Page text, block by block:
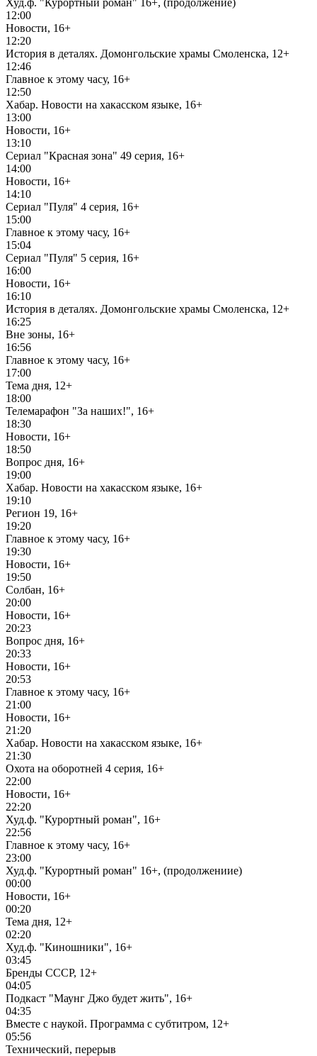
Худ.ф. "Курортный роман" 16+, (продолжение)
12:00
Новости, 16+
12:20
История в деталях. Домонгольские храмы Смоленска, 12+
12:46
Главное к этому часу, 16+
12:50
Хабар. Новости на хакасском языке, 16+
13:00
Новости, 16+
13:10
Сериал "Красная зона" 49 серия, 16+
14:00
Новости, 16+
14:10
Сериал "Пуля" 4 серия, 16+
15:00
Главное к этому часу, 16+
15:04
Сериал "Пуля" 5 серия, 16+
16:00
Новости, 16+
16:10
История в деталях. Домонгольские храмы Смоленска, 12+
16:25
Вне зоны, 16+
16:56
Главное к этому часу, 16+
17:00
Тема дня, 12+
18:00
Телемарафон "За наших!", 16+
18:30
Новости, 16+
18:50
Вопрос дня, 16+
19:00
Хабар. Новости на хакасском языке, 16+
19:10
Регион 19, 16+
19:20
Главное к этому часу, 16+
19:30
Новости, 16+
19:50
Солбан, 16+
20:00
Новости, 16+
20:23
Вопрос дня, 16+
20:33
Новости, 16+
20:53
Главное к этому часу, 16+
21:00
Новости, 16+
21:20
Хабар. Новости на хакасском языке, 16+
21:30
Охота на оборотней 4 серия, 16+
22:00
Новости, 16+
22:20
Худ.ф. "Курортный роман", 16+
22:56
Главное к этому часу, 16+
23:00
Худ.ф. "Курортный роман" 16+, (продолжениие)
00:00
Новости, 16+
00:20
Тема дня, 12+
02:20
Худ.ф. "Киношники", 16+
03:45
Бренды СССР, 12+
04:05
Подкаст "Маунг Джо будет жить", 16+
04:35
Вместе с наукой. Программа с субтитром, 12+
05:56
Технический, перерыв